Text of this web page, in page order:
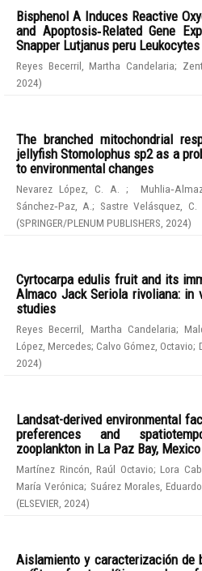
Bisphenol A Induces Reactive
and Apoptosis‑Related Gene
Snapper Lutjanus peru Leukocytes
Reyes Becerril, Martha Candelaria;
2024)
The branched mitochondrial
jellyfish Stomolophus sp2 as a
to environmental changes
Nevarez López, C. A. ;
Sánchez‑Paz, A.; Sastre Velásquez, C.
(SPRINGER/PLENUM PUBLISHERS 2024)
Cyrtocarpa edulis fruit and its
Almaco Jack Seriola rivoliana: in
studies
Reyes Becerril, Martha Candelaria;
López, Mercedes;Calvo Gómez, Octavio;
2024)
Landsat-derived environmental
preferences and
zooplankton in La Paz Bay, Mexico
Martínez Rincón, Raúl Octavio; Lora
María Verónica; Suárez Morales, Eduardo
(ELSEVIER 2024)
Aislamiento y caracterización